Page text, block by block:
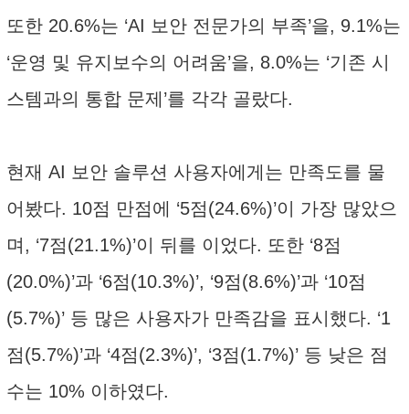
또한 20.6%는 ‘AI 보안 전문가의 부족’을, 9.1%는
‘운영 및 유지보수의 어려움’을, 8.0%는 ‘기존 시
스템과의 통합 문제’를 각각 골랐다.
현재 AI 보안 솔루션 사용자에게는 만족도를 물
어봤다. 10점 만점에 ‘5점(24.6%)’이 가장 많았으
며, ‘7점(21.1%)’이 뒤를 이었다. 또한 ‘8점
(20.0%)’과 ‘6점(10.3%)’, ‘9점(8.6%)’과 ‘10점
(5.7%)’ 등 많은 사용자가 만족감을 표시했다. ‘1
점(5.7%)’과 ‘4점(2.3%)’, ‘3점(1.7%)’ 등 낮은 점
수는 10% 이하였다.